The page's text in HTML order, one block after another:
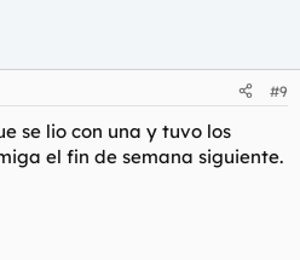
#9
se lio con una y tuvo los
el fin de semana siguiente.